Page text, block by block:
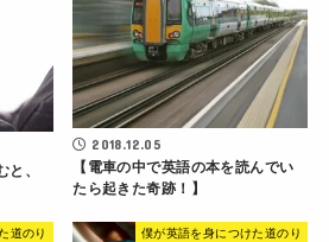
と、
2018.12.05
【電車の中で英語の本を読んでい
たら起きた奇跡！】
道のり 僕が英語を身につけた道のり